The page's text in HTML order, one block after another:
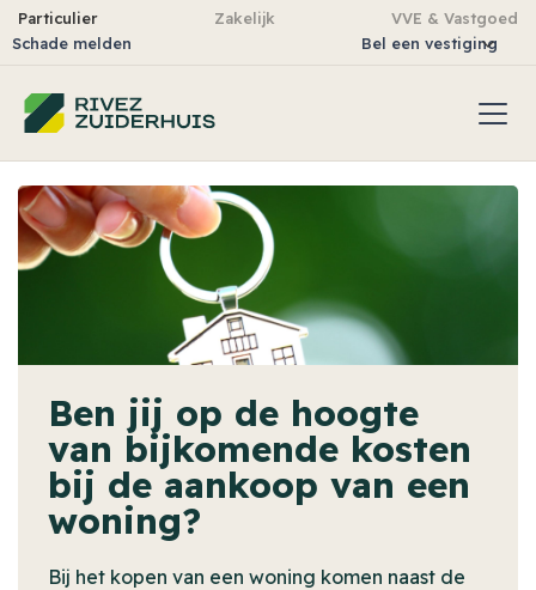
Particulier Zakelijk
VVE & Vastgoed
Schade melden
Bel een vestiging
Ben jij op de hoogte
van bijkomende kosten
bij de aankoop van een
woning?
Bij het kopen van een woning komen naast de